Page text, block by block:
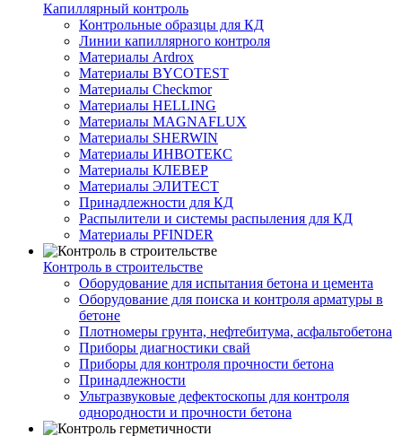
Капиллярный контроль
Контрольные образцы для КД
Линии капиллярного контроля
Материалы Ardrox
Материалы BYCOTEST
Материалы Checkmor
Материалы HELLING
Материалы MAGNAFLUX
Материалы SHERWIN
Материалы ИНВОТЕКС
Материалы КЛЕВЕР
Материалы ЭЛИТЕСТ
Принадлежности для КД
Распылители и системы распыления для КД
Материалы PFINDER
Контроль в строительстве
Оборудование для испытания бетона и цемента
Оборудование для поиска и контроля арматуры в
бетоне
Плотномеры грунта, нефтебитума, асфальтобетона
Приборы диагностики свай
Приборы для контроля прочности бетона
Принадлежности
Ультразвуковые дефектоскопы для контроля
однородности и прочности бетона